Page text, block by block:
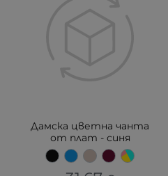
Дамска цветна чанта
от плат - синя